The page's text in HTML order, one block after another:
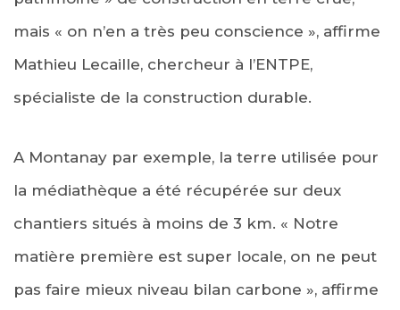
mais « on n’en a très peu conscience », affirme
Mathieu Lecaille, chercheur à l’ENTPE,
spécialiste de la construction durable.
A Montanay par exemple, la terre utilisée pour
la médiathèque a été récupérée sur deux
chantiers situés à moins de 3 km. « Notre
matière première est super locale, on ne peut
pas faire mieux niveau bilan carbone », affirme